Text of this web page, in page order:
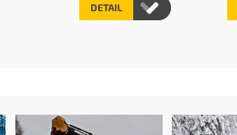
DETAIL